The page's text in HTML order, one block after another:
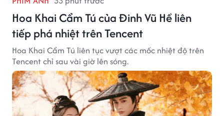
Hoa Khai Cẩm Tú của Đinh Vũ Hề liên
tiếp phá nhiệt trên Tencent
Hoa Khai Cẩm Tú liên tục vượt các mốc nhiệt độ trên
Tencent chỉ sau vài giờ lên sóng.